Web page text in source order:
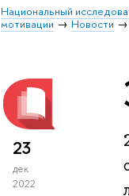
Национальный
мотивации
Новости
23
дек
2022